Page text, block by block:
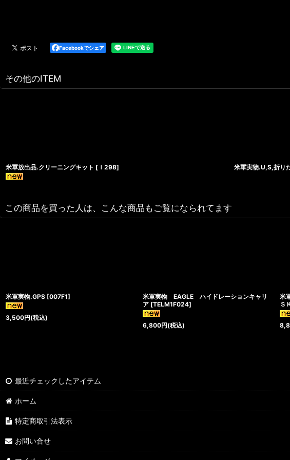
Facebookでシェア
その他のITEM
米軍放出品.クリーニングキット [ ｌ298] 米軍実物.U,S,折り
この商品を買った人は、こんな商品もご覧になられてます
米軍実物.GPS [007F1]
3,500円(税込)
米軍実物 EAGLE ハイドレーションキャリ
ア [TELM1F024]
6,800円(税込)
米
Ｓ
最近チェックしたアイテム
ホーム
特定商取引法表示
お問い合せ